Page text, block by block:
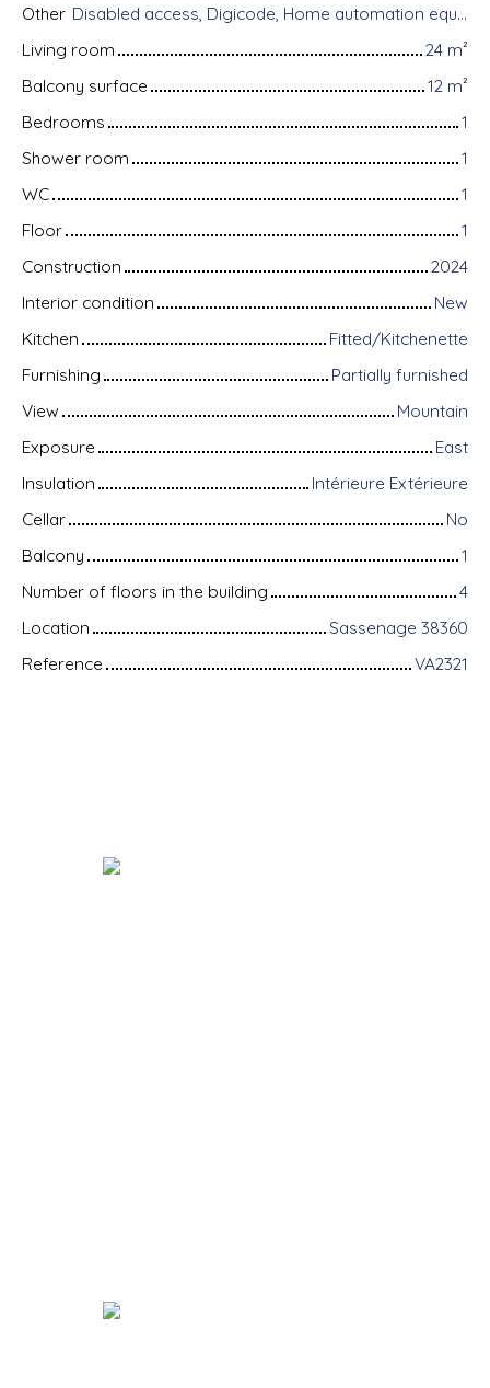
Other
Disabled access, Digicode, Home automation equipment, Fiber optic Internet, Intercom, Bike storage, Motorized gate, Videophone, Electric shutters
Living room
24 m²
Balcony surface
12 m²
Bedrooms
1
Shower room
1
WC
1
Floor
1
Construction
2024
Interior condition
New
Kitchen
Fitted/Kitchenette
Furnishing
Partially furnished
View
Mountain
Exposure
East
Insulation
Intérieure Extérieure
Cellar
No
Balcony
1
Number of floors in the building
4
Location
Sassenage 38360
Reference
VA2321